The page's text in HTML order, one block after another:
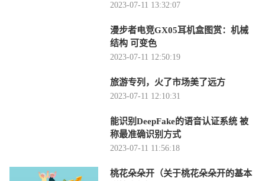
2023-07-11 13:32:07
漫步者电竞GX05耳机盒图赏：机械
结构 可变色
2023-07-11 12:50:19
旅游专列，火了市场美了远方
2023-07-11 12:10:31
能识别DeepFake的语音认证系统 被
称最准确识别方式
2023-07-11 11:56:18
桃花朵朵开（关于桃花朵朵开的基本